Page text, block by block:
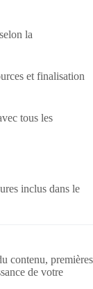
la
et finalisation
tous les
inclus dans le
contenu, premières
de votre